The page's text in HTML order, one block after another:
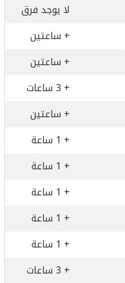
لا يوجد فرق
+ ساعتين
+ ساعتين
+ 3 ساعات
+ ساعتين
+ 1 ساعة
+ 1 ساعة
+ 1 ساعة
+ 1 ساعة
+ 1 ساعة
+ 3 ساعات